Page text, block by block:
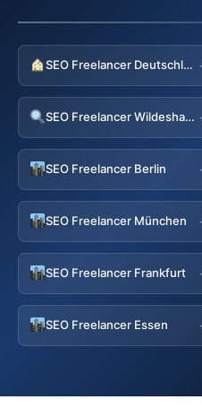
SEO Freelancer Deutschland
SEO Freelancer Wildeshausen
SEO Freelancer Berlin
SEO Freelancer München
SEO Freelancer Frankfurt
SEO Freelancer Essen